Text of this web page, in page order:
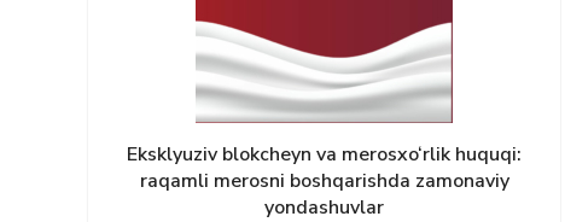
Eksklyuziv blokcheyn va merosxo‘rlik huquqi:
raqamli merosni boshqarishda zamonaviy
yondashuvlar